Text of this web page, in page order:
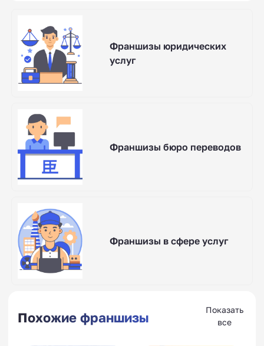
Франшизы юридических
услуг
Франшизы бюро переводов
Франшизы в сфере услуг
Похожие франшизы
Показать
все